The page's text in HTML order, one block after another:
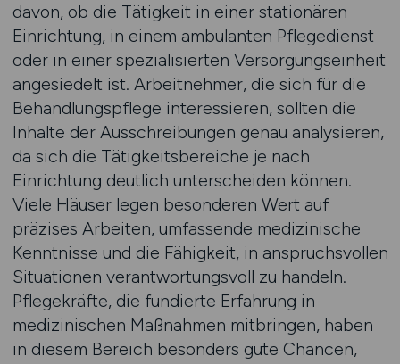
davon, ob die Tätigkeit in einer stationären
Einrichtung, in einem ambulanten Pflegedienst
oder in einer spezialisierten Versorgungseinheit
angesiedelt ist. Arbeitnehmer, die sich für die
Behandlungspflege interessieren, sollten die
Inhalte der Ausschreibungen genau analysieren,
da sich die Tätigkeitsbereiche je nach
Einrichtung deutlich unterscheiden können.
Viele Häuser legen besonderen Wert auf
präzises Arbeiten, umfassende medizinische
Kenntnisse und die Fähigkeit, in anspruchsvollen
Situationen verantwortungsvoll zu handeln.
Pflegekräfte, die fundierte Erfahrung in
medizinischen Maßnahmen mitbringen, haben
in diesem Bereich besonders gute Chancen,